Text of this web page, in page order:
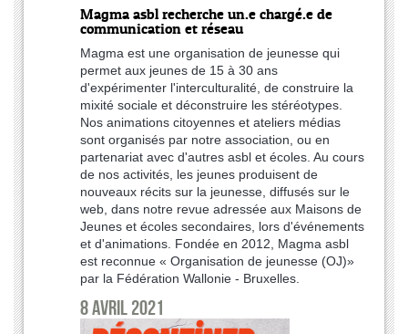
Magma asbl recherche un.e chargé.e de
communication et réseau
Magma est une organisation de jeunesse qui
permet aux jeunes de 15 à 30 ans
d'expérimenter l'interculturalité, de construire la
mixité sociale et déconstruire les stéréotypes.
Nos animations citoyennes et ateliers médias
sont organisés par notre association, ou en
partenariat avec d'autres asbl et écoles. Au cours
de nos activités, les jeunes produisent de
nouveaux récits sur la jeunesse, diffusés sur le
web, dans notre revue adressée aux Maisons de
Jeunes et écoles secondaires, lors d'événements
et d'animations. Fondée en 2012, Magma asbl
est reconnue « Organisation de jeunesse (OJ)»
par la Fédération Wallonie - Bruxelles.
8 avril 2021